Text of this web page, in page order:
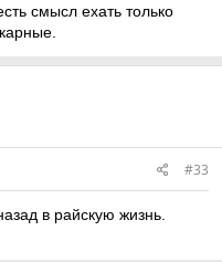
смысл ехать только
#33
в райскую жизнь.